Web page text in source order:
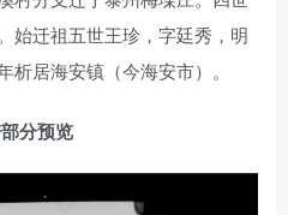
始迁祖五世王珍，字廷秀，明
居海安镇（今海安市）。
分预览